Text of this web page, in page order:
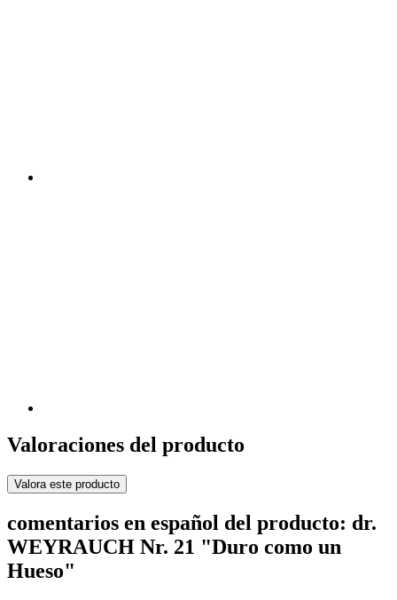
Valoraciones del producto
Valora este producto
comentarios en español del producto: dr.
WEYRAUCH Nr. 21 "Duro como un
Hueso"